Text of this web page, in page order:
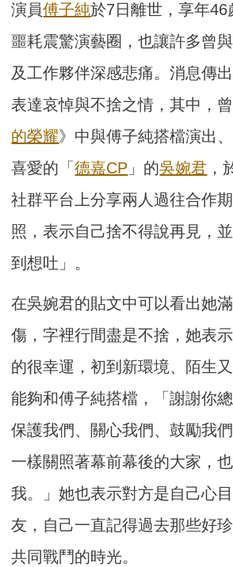
演員傅子純於7日離世，享年46
噩耗震驚演藝圈，也讓許多曾
及工作夥伴深感悲痛。消息傳
表達哀悼與不捨之情，其中，
的榮耀》中與傅子純搭檔演出
喜愛的「德嘉CP 」的吳婉君 ，
社群平台上分享兩人過往合作
照，表示自己捨不得說再見，
到想吐」。
在吳婉君的貼文中可以看出她
傷，字裡行間盡是不捨，她表
的很幸運，初到新環境、陌生
能夠和傅子純搭檔，「謝謝你總
保護我們、關心我們、鼓勵我
一樣關照著幕前幕後的大家，
我。」她也表示對方是自己心
友，自己一直記得過去那些好
共同戰鬥的時光。